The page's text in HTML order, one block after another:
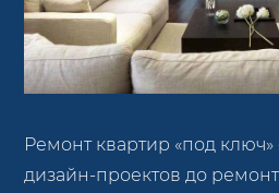
Ремонт квартир «под ключ»
дизайн-проектов до